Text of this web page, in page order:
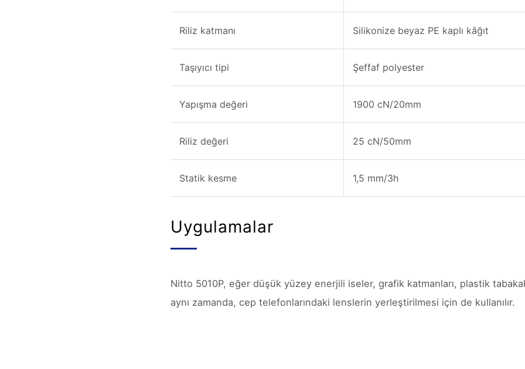
Riliz katmanı Silikonize beyaz PE kaplı kâğıt
Taşıyıcı tipi Şeffaf polyester
Yapışma değeri 1900 cN/20mm
Riliz değeri 25 cN/50mm
Statik kesme 1,5 mm/3h
Uygulamalar
Nitto 5010P, eğer düşük yüzey enerjili iseler, grafik katmanları, plastik
aynı zamanda, cep telefonlarındaki lenslerin yerleştirilmesi için de kullanılır.